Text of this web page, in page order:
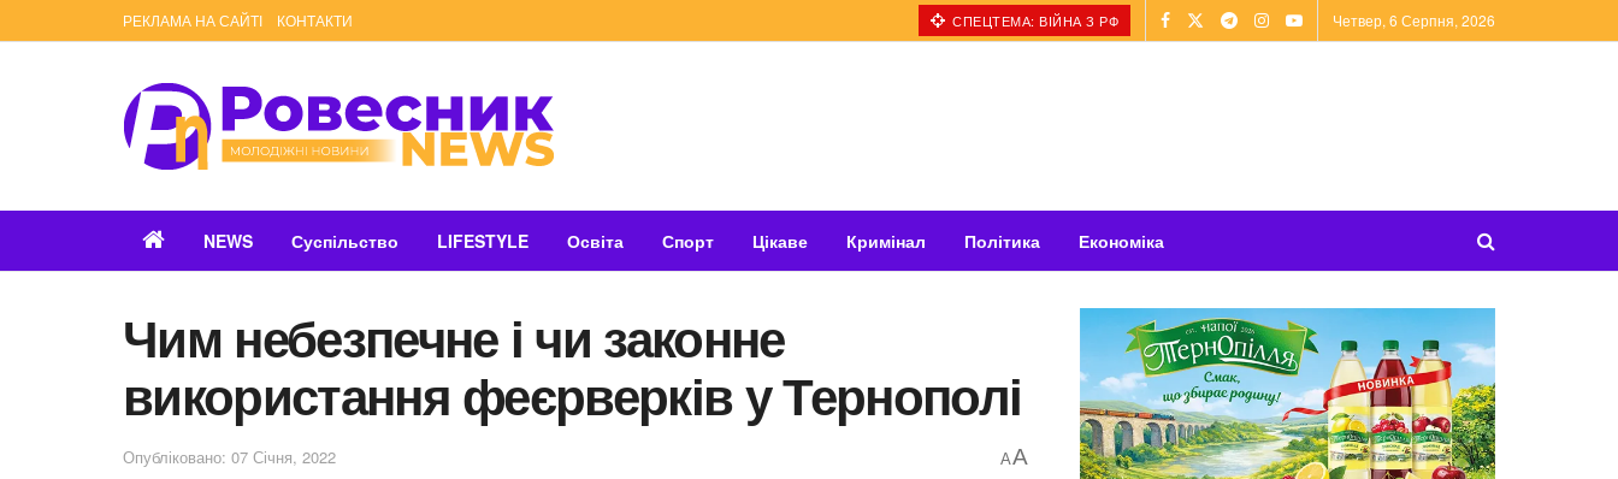
РЕКЛАМА НА САЙТІ КОНТАКТИ СПЕЦТЕМА: ВІЙНА З РФ Четвер, 6 Серпня, 2026
NEWS Суспільство LIFESTYLE Освіта Спорт Цікаве Кримінал Політика Економіка
Чим небезпечне і чи законне
використання феєрверків у Тернополі
Опубліковано: 07 Січня, 2022 AA